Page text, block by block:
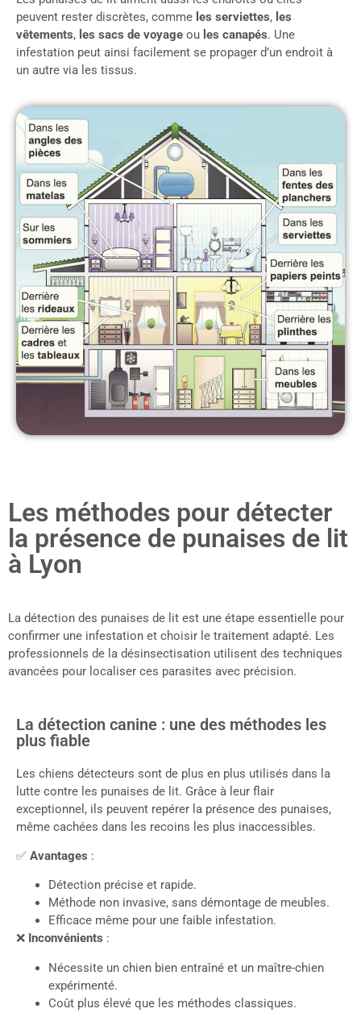
peuvent rester discrètes, comme les serviettes, les
vêtements, les sacs de voyage ou les canapés. Une
infestation peut ainsi facilement se propager d’un endroit à
un autre via les tissus.
Les méthodes pour détecter
la présence de punaises de lit
à Lyon
La détection des punaises de lit est une étape essentielle pour
confirmer une infestation et choisir le traitement adapté. Les
professionnels de la désinsectisation utilisent des techniques
avancées pour localiser ces parasites avec précision.
La détection canine : une des méthodes les
plus fiable
Les chiens détecteurs sont de plus en plus utilisés dans la
lutte contre les punaises de lit. Grâce à leur flair
exceptionnel, ils peuvent repérer la présence des punaises,
même cachées dans les recoins les plus inaccessibles.
✅ Avantages :
Détection précise et rapide.
Méthode non invasive, sans démontage de meubles.
Efficace même pour une faible infestation.
❌ Inconvénients :
Nécessite un chien bien entraîné et un maître-chien
expérimenté.
Coût plus élevé que les méthodes classiques.